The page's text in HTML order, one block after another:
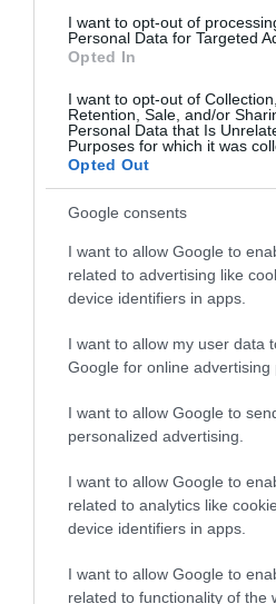
consent section.
I want to opt-out of
Personal Data for Targeted
Opted In
I want to opt-out of
Retention, Sale, and/or
Personal Data that Is
Purposes for which it was
Opted Out
Google consents
I want to allow Google to
related to advertising like
device identifiers in apps.
I want to allow my user data
Google for online advertising
I want to allow Google to
personalized advertising.
I want to allow Google to
related to analytics like
device identifiers in apps.
I want to allow Google to
related to functionality of the
“In cucina con Imma e
“Camper”: semifreddo di yogurt
CHI
Dalla tv, alla brace.
raccogliere le follie culinarie di
improvvisati, che preferiscono gli
un ristorante...continua...